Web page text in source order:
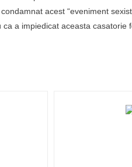
acest “eveniment
ca a impiedicat aceasta